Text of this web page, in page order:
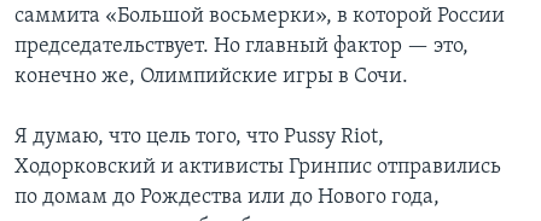
саммита «Большой восьмерки», в которой России
председательствует. Но главный фактор — это,
конечно же, Олимпийские игры в Сочи.
Я думаю, что цель того, что Pussy Riot,
Ходорковский и активисты Гринпис отправились
по домам до Рождества или до Нового года,